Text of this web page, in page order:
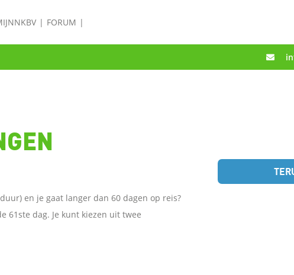
FORUM
en je gaat langer dan 60 dagen op reis?
61ste dag. Je kunt kiezen uit twee